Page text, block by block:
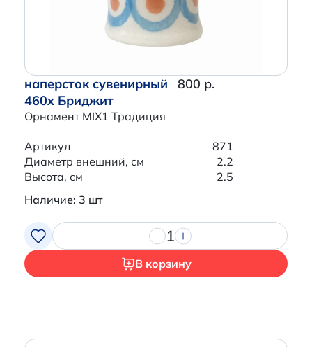
наперсток сувенирный
460x Бриджит
Орнамент MIX1 Традиция
800 р.
Артикул
871
Диаметр внешний, см
2.2
Высота, см
2.5
Наличие: 3 шт
1
В корзину